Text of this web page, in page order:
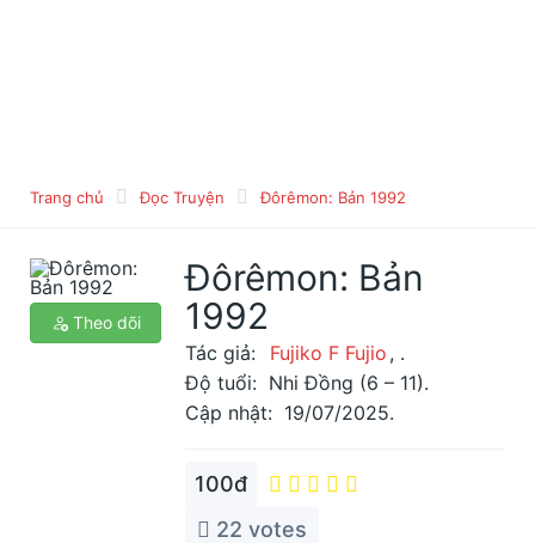
Trang chủ Đọc Truyện Đôrêmon: Bản 1992
Theo dõi
Đôrêmon: Bản
1992
Tác giả: Fujiko F Fujio , .
Độ tuổi: Nhi Đồng (6 – 11).
Cập nhật: 19/07/2025.
100đ
22 votes